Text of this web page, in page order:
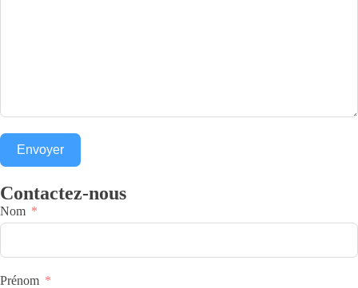
Envoyer
Contactez-nous
Nom
Prénom